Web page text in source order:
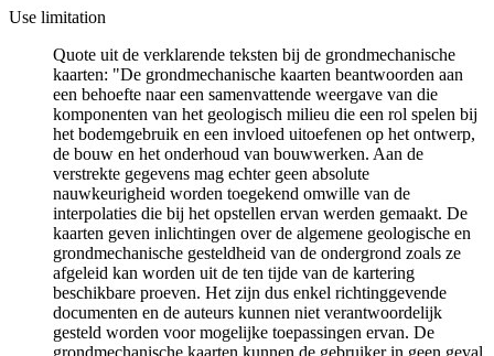
Use limitation
Quote uit de verklarende teksten bij de grondmechanische
kaarten: "De grondmechanische kaarten beantwoorden aan
een behoefte naar een samenvattende weergave van die
komponenten van het geologisch milieu die een rol spelen bij
het bodemgebruik en een invloed uitoefenen op het ontwerp,
de bouw en het onderhoud van bouwwerken. Aan de
verstrekte gegevens mag echter geen absolute
nauwkeurigheid worden toegekend omwille van de
interpolaties die bij het opstellen ervan werden gemaakt. De
kaarten geven inlichtingen over de algemene geologische en
grondmechanische gesteldheid van de ondergrond zoals ze
afgeleid kan worden uit de ten tijde van de kartering
beschikbare proeven. Het zijn dus enkel richtinggevende
documenten en de auteurs kunnen niet verantwoordelijk
gesteld worden voor mogelijke toepassingen ervan. De
grondmechanische kaarten kunnen de gebruiker in geen geval